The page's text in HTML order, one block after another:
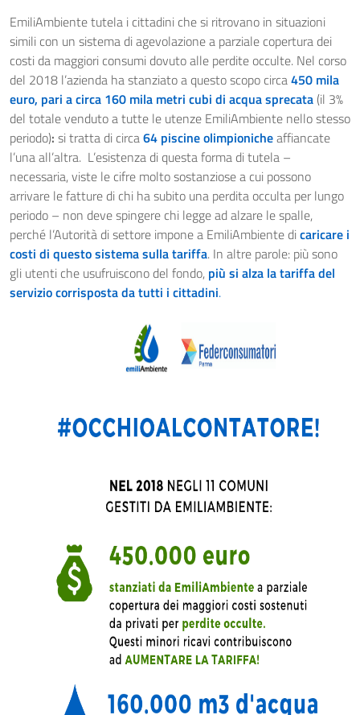
EmiliAmbiente tutela i cittadini che si ritrovano in situazioni
simili con un sistema di agevolazione a parziale copertura dei
costi da maggiori consumi dovuto alle perdite occulte. Nel corso
del 2018 l’azienda ha stanziato a questo scopo circa450 mila
euro, pari a circa 160 mila metri cubi di acqua sprecata (il 3%
del totale venduto a tutte le utenze EmiliAmbiente nello stesso
periodo): si tratta di circa64 piscine olimpionicheaffiancate
l’una all’altra. L’esistenza di questa forma di tutela –
necessaria, viste le cifre molto sostanziose a cui possono
arrivare le fatture di chi ha subito una perdita occulta per lungo
periodo – non deve spingere chi legge ad alzare le spalle,
perché l’Autorità di settore impone a EmiliAmbiente di caricare i
costi di questo sistema sulla tariffa. In altre parole: più sono
gli utenti che usufruiscono del fondo, più si alza la tariffa del
servizio corrisposta da tutti i cittadini.